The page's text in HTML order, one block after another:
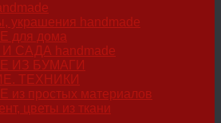
украшения handmade
для дома
САДА handmade
ИЗ БУМАГИ
ТЕХНИКИ
из простых материалов
цветы из ткани